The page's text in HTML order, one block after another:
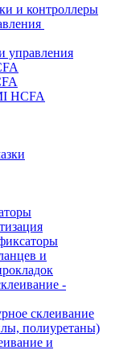
и контроллеры
управления
HCFA
и
-
склеивание
полиуретаны)
и